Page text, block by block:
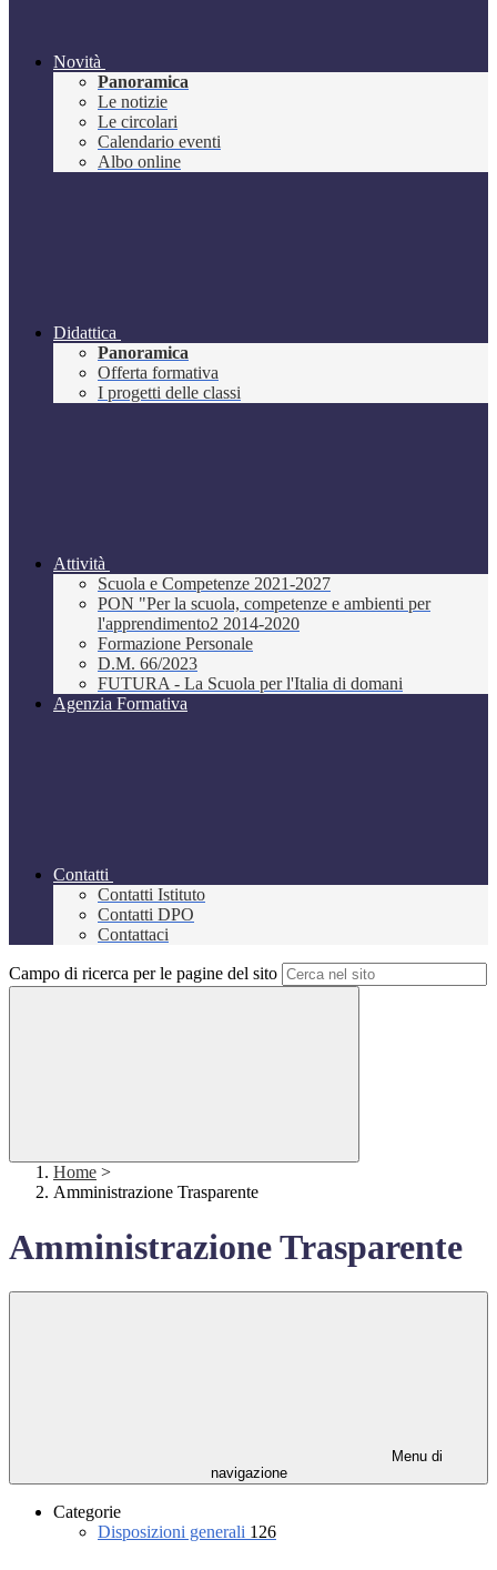
Novità
Panoramica
Le notizie
Le circolari
Calendario eventi
Albo online
Didattica
Panoramica
Offerta formativa
I progetti delle classi
Attività
Scuola e Competenze 2021-2027
PON "Per la scuola, competenze e ambienti per
l'apprendimento2 2014-2020
Formazione Personale
D.M. 66/2023
FUTURA - La Scuola per l'Italia di domani
Agenzia Formativa
Contatti
Contatti Istituto
Contatti DPO
Contattaci
Campo di ricerca per le pagine del sito
Home >
Amministrazione Trasparente
Amministrazione Trasparente
Menu di
navigazione
Categorie
Disposizioni generali 126